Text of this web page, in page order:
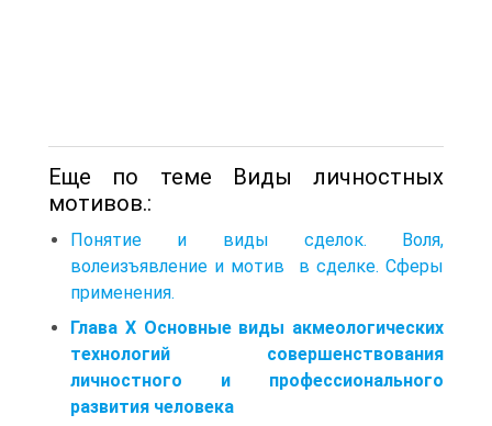
Еще по теме Виды личностных
мотивов.:
Понятие и виды сделок. Воля,
волеизъявление и мотив в сделке. Сферы
применения.
Глава X Основные виды акмеологических
технологий совершенствования
личностного и профессионального
развития человека